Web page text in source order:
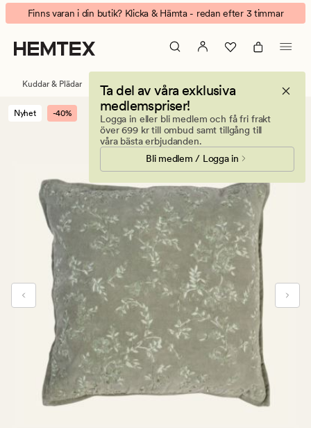
Lauren
kuddfodral
mellangrön
Animerad
banner.
Klicka
på
att
Finns varan i din butik? Klicka & Hämta - redan efter 3 timmar
Ta del av våra exklusiva
medlemspriser!
Logga in eller bli medlem och få fri frakt
över 699 kr till ombud samt tillgång till
våra bästa erbjudanden.
Bli medlem / Logga in
Kuddar & Plädar Prydnadskuddar Kuddfodral
Nyhet -40%